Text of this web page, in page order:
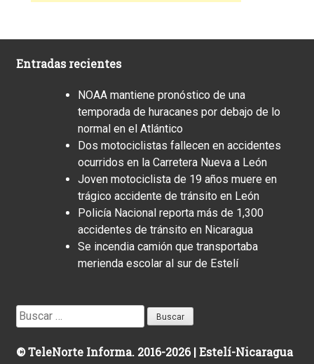
Entradas recientes
NOAA mantiene pronóstico de una
temporada de huracanes por debajo de lo
normal en el Atlántico
Dos motociclistas fallecen en accidentes
ocurridos en la Carretera Nueva a León
Joven motociclista de 19 años muere en
trágico accidente de tránsito en León
Policía Nacional reporta más de 1,300
accidentes de tránsito en Nicaragua
Se incendia camión que transportaba
merienda escolar al sur de Estelí
Buscar:
© TeleNorte Informa. 2016-2026 | Estelí-Nicaragua